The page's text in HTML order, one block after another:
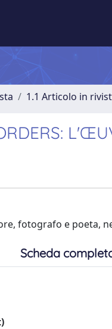
1.1 Articolo in
fotografo e poeta,
Scheda